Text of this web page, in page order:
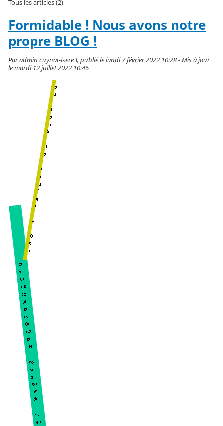
Tous les articles (2)
Formidable ! Nous avons notre
propre BLOG !
Par admin cuynat-isere3, publié le lundi 7 février 2022 10:28 - Mis à jour
le mardi 12 juillet 2022 10:46